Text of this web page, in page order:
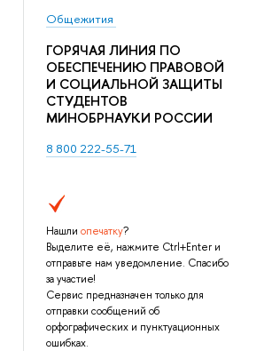
Общежития
ГОРЯЧАЯ ЛИНИЯ ПО
ОБЕСПЕЧЕНИЮ ПРАВОВОЙ
И СОЦИАЛЬНОЙ ЗАЩИТЫ
СТУДЕНТОВ
МИНОБРНАУКИ РОССИИ
8 800 222-55-71
Нашли опечатку?
Выделите её, нажмите Ctrl+Enter и
отправьте нам уведомление. Спасибо
за участие!
Сервис предназначен только для
отправки сообщений об
орфографических и пунктуационных
ошибках.